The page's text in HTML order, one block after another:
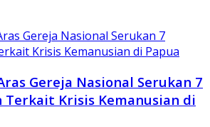
Gereja Nasional Serukan 7
Terkait Krisis Kemanusian di